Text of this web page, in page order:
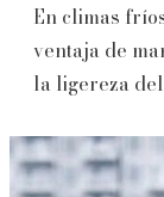
En climas
ventaja de
la ligereza